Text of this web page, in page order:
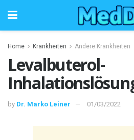
Home Krankheiten Andere Krankheiten
Levalbuterol-
by Dr. Marko Leiner 01/03/2022